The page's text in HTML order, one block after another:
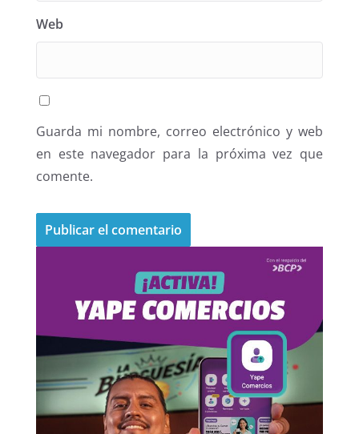
Web
Guarda mi nombre, correo electrónico y web
en este navegador para la próxima vez que
comente.